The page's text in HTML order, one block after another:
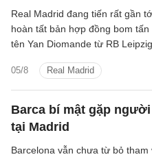
05/8 Real Madrid
Real Madrid đang tiến rất gần
hoàn tất bản hợp đồng bom tấn
tên Yan Diomande từ RB
chuyển nhượng của cả hai đội
Barca bí mật gặp
tại Madrid
Barcelona vẫn chưa từ bỏ tham